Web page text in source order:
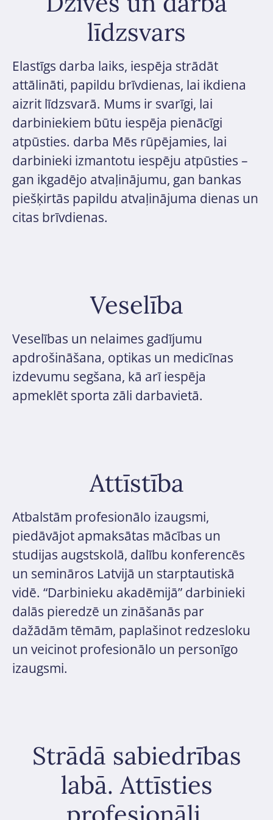
līdzsvars
Elastīgs darba laiks, iespēja strādāt
attālināti, papildu brīvdienas, lai ikdiena
aizrit līdzsvarā. Mums ir svarīgi, lai
darbiniekiem būtu iespēja pienācīgi
atpūsties. darba Mēs rūpējamies, lai
darbinieki izmantotu iespēju atpūsties –
gan ikgadējo atvaļinājumu, gan bankas
piešķirtās papildu atvaļinājuma dienas un
citas brīvdienas.
Veselība
Veselības un nelaimes gadījumu
apdrošināšana, optikas un medicīnas
izdevumu segšana, kā arī iespēja
apmeklēt sporta zāli darbavietā.
Attīstība
Atbalstām profesionālo izaugsmi,
piedāvājot apmaksātas mācības un
studijas augstskolā, dalību konferencēs
un semināros Latvijā un starptautiskā
vidē. “Darbinieku akadēmijā” darbinieki
dalās pieredzē un zināšanās par
dažādām tēmām, paplašinot redzesloku
un veicinot profesionālo un personīgo
izaugsmi.
Strādā sabiedrības
labā. Attīsties